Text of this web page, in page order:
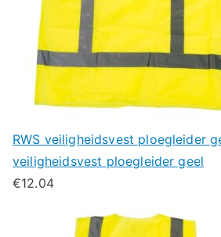
RWS veiligheidsvest ploegleider
veiligheidsvest ploegleider geel
€12.04